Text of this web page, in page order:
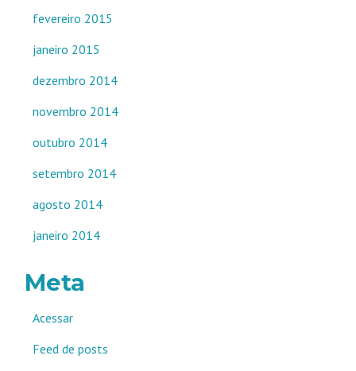
fevereiro 2015
janeiro 2015
dezembro 2014
novembro 2014
outubro 2014
setembro 2014
agosto 2014
janeiro 2014
Meta
Acessar
Feed de posts